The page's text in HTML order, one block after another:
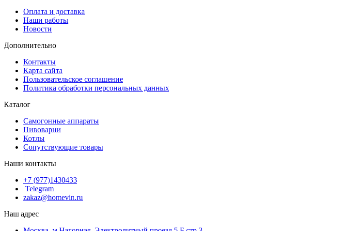
Оплата и доставка
Наши работы
Новости
Дополнительно
Контакты
Карта сайта
Пользовательское соглашение
Политика обработки персональных данных
Каталог
Cамогонные аппараты
Пивоварни
Котлы
Сопутствующие товары
Наши контакты
+7 (977)1430433
Telegram
zakaz@homevin.ru
Наш адрес